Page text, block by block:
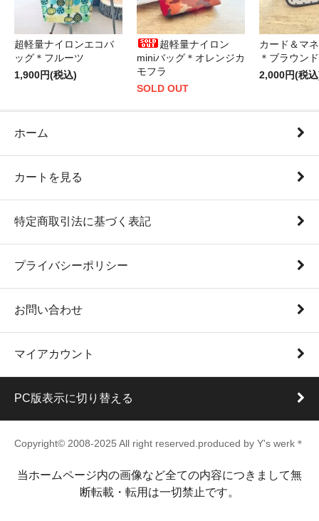
超軽量ナイロンエコバ
ッグ＊フルーツ
1,900円(税込)
超軽量ナイロン
miniバッグ＊オレンジカ
モフラ
SOLD OUT
カード＆マ
＊ブラウン
2,000円(税
ホーム
カートを見る
特定商取引法に基づく表記
プライバシーポリシー
お問い合わせ
マイアカウント
PC版表示に切り替える
Copyright© 2008-2025 All right reserved.produced by Y's werk＊
当ホームページ内の画像など全ての内容につきまして無
断転載・転用は一切禁止です。